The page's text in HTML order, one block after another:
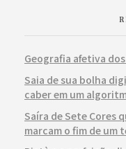
Geografia afetiva
Saia de sua bolha
caber em um
Saíra de Sete Cores
marcam o fim de um